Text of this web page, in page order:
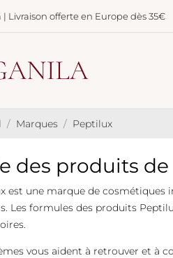
| Livraison offerte en Europe dès 35€
Marques Peptilux
des produits
est une marque de cosmétiques
Les formules des produits
vous aident à retrouver et à